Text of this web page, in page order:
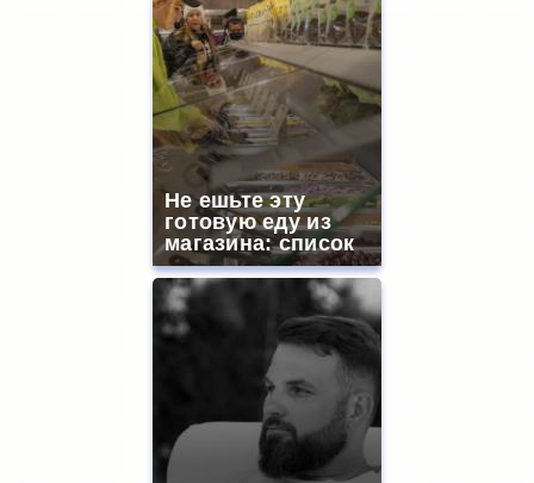
Не ешьте эту
готовую еду из
магазина: список